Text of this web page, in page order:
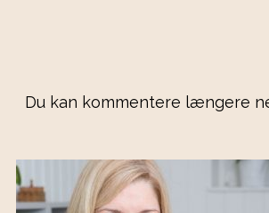
Du kan kommentere længere